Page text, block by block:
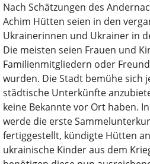
Nach Schätzungen des
Achim Hütten seien in den
Ukrainerinnen und Ukrainer in
Die meisten seien Frauen und
Familienmitgliedern oder
wurden. Die Stadt bemühe sich
städtische Unterkünfte
keine Bekannte vor Ort haben.
werde die erste
fertiggestellt, kündigte Hütten
ukrainische Kinder aus dem